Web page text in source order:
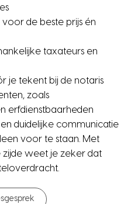
de beste prijs én
taxateurs en
je tekent bij de notaris
zoals
erfdienstbaarheden
duidelijke communicatie
voor te staan. Met
zijde weet je zeker dat